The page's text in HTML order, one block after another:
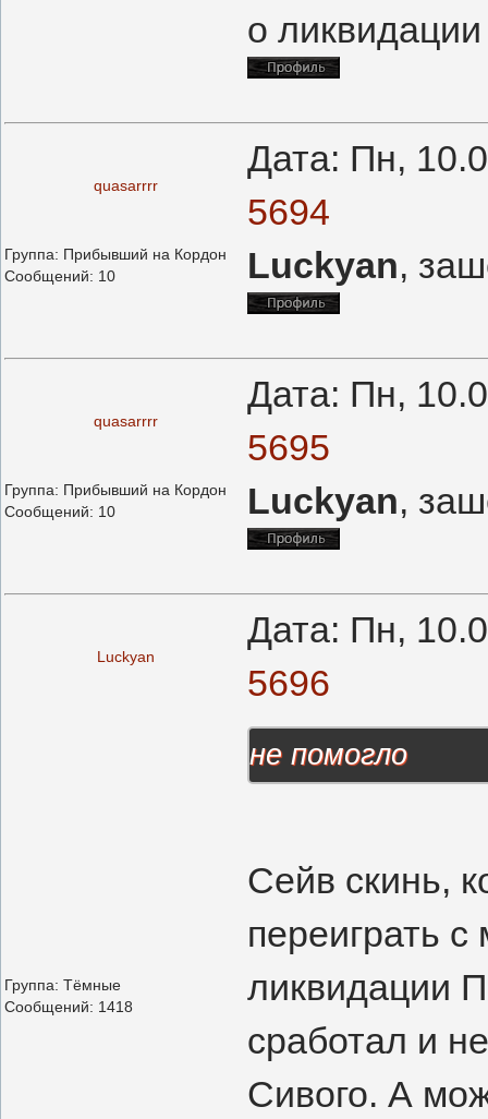
о
quasarrrr
Дата: Пн,
5694
Группа: Прибывший на Кордон
Сообщений: 10 Luckyan,
quasarrrr
Дата: Пн,
5695
Группа: Прибывший на Кордон
Сообщений: 10 Luckyan,
Luckyan
Дата: Пн,
5696
Группа: Тёмные
Сообщений: 1418
не помогло
Сейв скинь,
переиграть
ликвидации
сработал и
Сивого. А